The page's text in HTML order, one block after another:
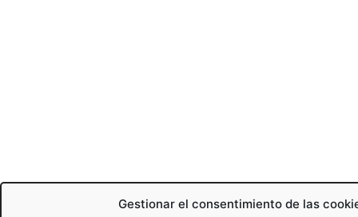
Gestionar el consentimiento de las